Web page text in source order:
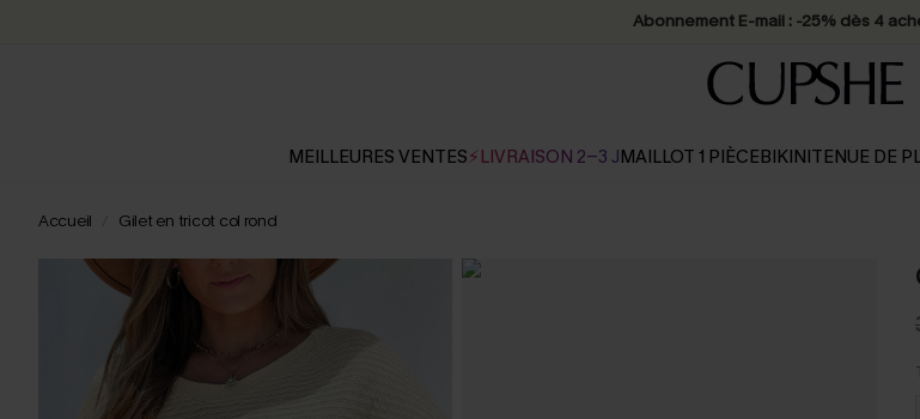
Abonnement E-mail : -25% dès 4
MEILLEURES VENTES⚡LIVRAISON 2-3 JMAILLOT 1 PIÈCEBIKINITENUE DE
Accueil Gilet en tricot col rond